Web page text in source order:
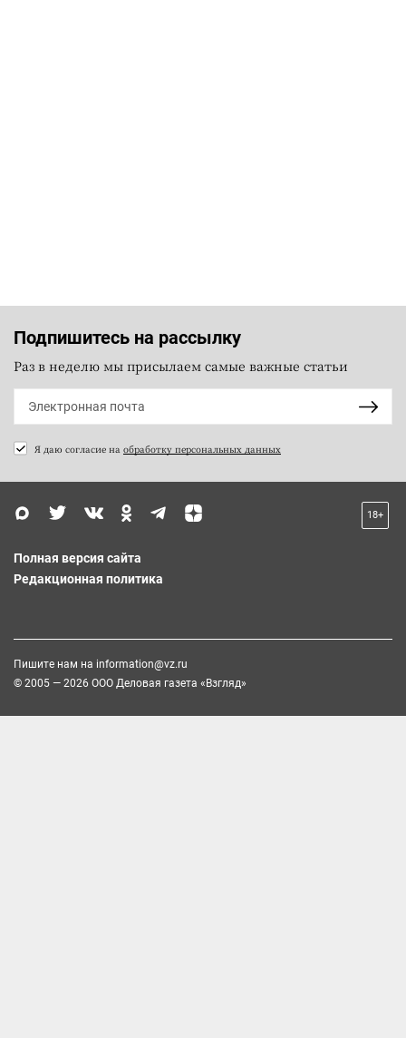
Подпишитесь на рассылку
Раз в неделю мы присылаем самые важные статьи
Я даю согласие на обработку персональных данных
18+
Полная версия сайта
Редакционная политика
Пишите нам на information@vz.ru
© 2005 — 2026 ООО Деловая газета «Взгляд»